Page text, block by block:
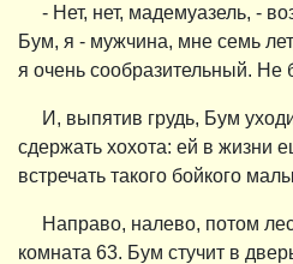
- Нет, нет, мадемуазель, -
Бум, я - мужчина, мне семь
я очень сообразительный. Не
И, выпятив грудь, Бум
сдержать хохота: ей в жизни
встречать такого бойкого
Направо, налево, потом
комната 63. Бум стучит в